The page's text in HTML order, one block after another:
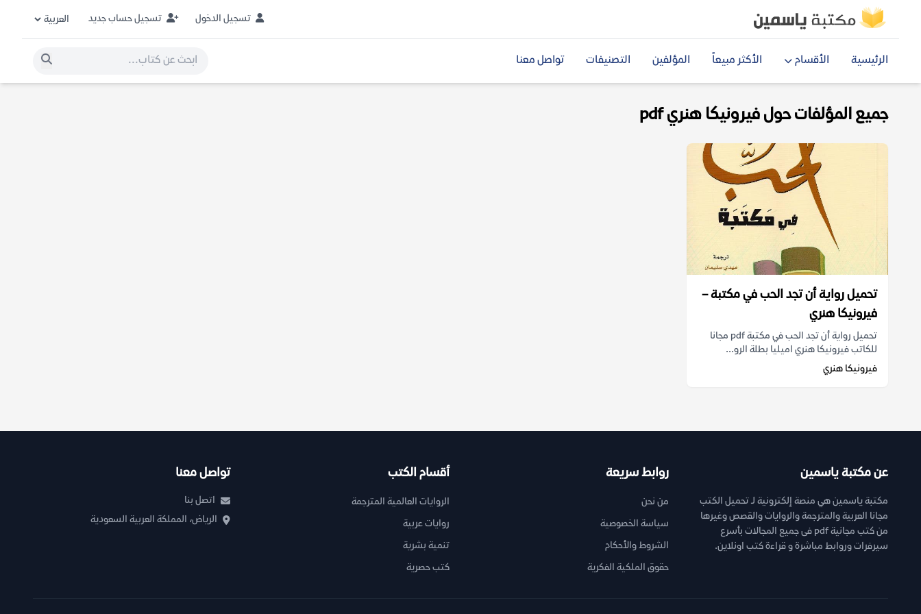
تسجيل الدخول تسجيل حساب جديد
الرئيسية الأقسام الأكثر مبيعاً المؤلفين التصنيفات تواصل معنا
جميع المؤلفات حول فيرونيكا هنري pdf
تحميل رواية أن تجد الحب في مكتبة –
فيرونيكا هنري
تحميل رواية أن تجد الحب في مكتبة pdf مجانا
للكاتب فيرونيكا هنري اميليا بطلة الرو...
فيرونيكا هنري
عن مكتبة ياسمين
مكتبة ياسمين هي منصة إلكترونية لـ تحميل الكتب
مجانا العربية والمترجمة والروايات والقصص وغيرها
من كتب مجانية pdf فى جميع المجالات بأسرع
سيرفرات وروابط مباشرة و قراءة كتب اونلاين.
روابط سريعة
من نحن
سياسة الخصوصية
الشروط والأحكام
حقوق الملكية الفكرية
أقسام الكتب
الروايات العالمية المترجمة
روايات عربية
تنمية بشرية
كتب حصرية
تواصل معنا
اتصل بنا
الرياض، المملكة العربية السعودية